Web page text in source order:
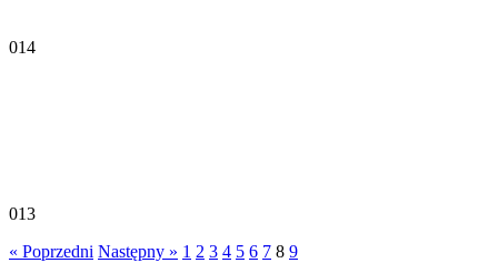
014
013
« Poprzedni Następny » 1 2 3 4 5 6 7 8 9